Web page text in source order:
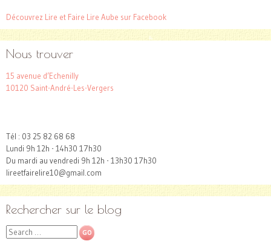
Découvrez Lire et Faire Lire Aube sur Facebook
Nous trouver
15 avenue d’Echenilly
10120 Saint-André-Les-Vergers
Tél : 03 25 82 68 68
Lundi 9h 12h - 14h30 17h30
Du mardi au vendredi 9h 12h - 13h30 17h30
lireetfairelire10@gmail.com
Rechercher sur le blog
Search